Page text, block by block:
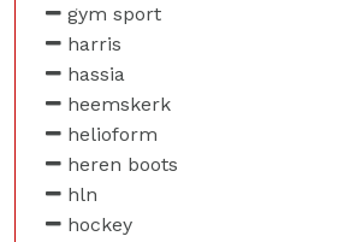
gym sport
harris
hassia
heemskerk
helioform
heren boots
hln
hockey